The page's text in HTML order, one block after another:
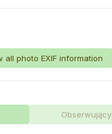
all photo EXIF information
Obserwujący